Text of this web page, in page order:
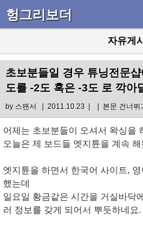
헝그리보더
자유게
초보분들일 경우 튜닝전문
도를 -2도 혹은 -3도 로 깍아
by 스팬서 | 2011.10.23 | | 본문 건너뛰
어제는 초보분들이 오셔서 왁싱을
오늘은 제 보드들 엣지튠을 계속
엣지튠을 하면서 한국어 사이트,
했는데
일요일 황금같은 시간을 거실바닥
러 정보를 갖게 되어서 뿌듯하네요.